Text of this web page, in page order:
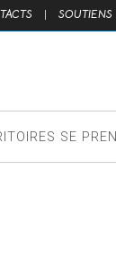
| SOUTIENS
SE